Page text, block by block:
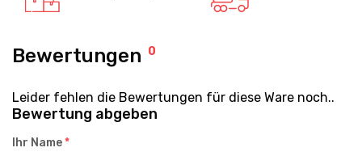
Bewertungen 0
Leider fehlen die Bewertungen für diese Ware noch..
Bewertung abgeben
Ihr Name*